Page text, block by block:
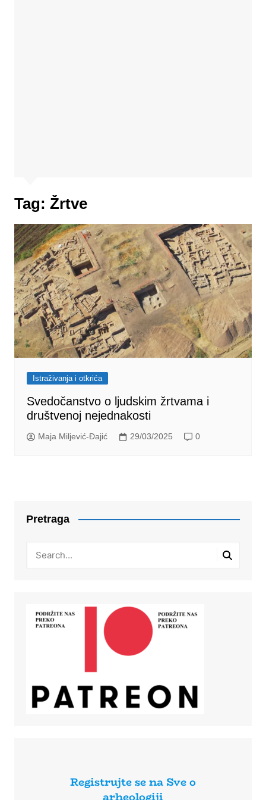
Tag: Žrtve
Istraživanja i otkrića
Svedočanstvo o ljudskim žrtvama i
društvenoj nejednakosti
Maja Miljević-Đajić 29/03/2025 0
Pretraga
Registrujte se na Sve o